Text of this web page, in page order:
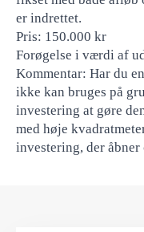
er indrettet.
Pris: 150.000 kr
Forøgelse i værdi af
Kommentar: Har du
ikke kan bruges på
investering at gøre
med høje
investering, der åbner